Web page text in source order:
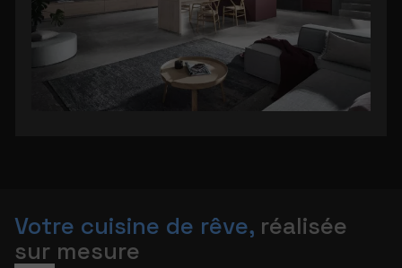
Votre cuisine de rêve, réalisée
sur mesure